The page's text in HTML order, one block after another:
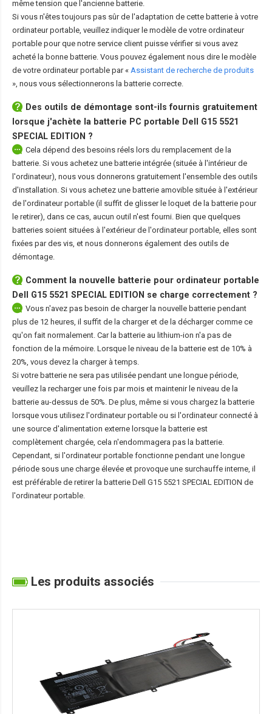
même tension que l'ancienne batterie.
Si vous n'êtes toujours pas sûr de l'adaptation de cette batterie à votre
ordinateur portable, veuillez indiquer le modèle de votre ordinateur
portable pour que notre service client puisse vérifier si vous avez
acheté la bonne batterie. Vous pouvez également nous dire le modèle
de votre ordinateur portable par « Assistant de recherche de produits
», nous vous sélectionnerons la batterie correcte.
Des outils de démontage sont-ils fournis gratuitement
lorsque j'achète la batterie PC portable Dell G15 5521
SPECIAL EDITION ?
Cela dépend des besoins réels lors du remplacement de la
batterie. Si vous achetez une batterie intégrée (située à l'intérieur de
l'ordinateur), nous vous donnerons gratuitement l'ensemble des outils
d'installation. Si vous achetez une batterie amovible située à l'extérieur
de l'ordinateur portable (il suffit de glisser le loquet de la batterie pour
le retirer), dans ce cas, aucun outil n'est fourni. Bien que quelques
batteries soient situées à l'extérieur de l'ordinateur portable, elles sont
fixées par des vis, et nous donnerons également des outils de
démontage.
Comment la nouvelle batterie pour ordinateur portable
Dell G15 5521 SPECIAL EDITION se charge correctement ?
Vous n'avez pas besoin de charger la nouvelle batterie pendant
plus de 12 heures, il suffit de la charger et de la décharger comme ce
qu'on fait normalement. Car la batterie au lithium-ion n'a pas de
fonction de la mémoire. Lorsque le niveau de la batterie est de 10% à
20%, vous devez la charger à temps.
Si votre batterie ne sera pas utilisée pendant une longue période,
veuillez la recharger une fois par mois et maintenir le niveau de la
batterie au-dessus de 50%. De plus, même si vous chargez la batterie
lorsque vous utilisez l'ordinateur portable ou si l'ordinateur connecté à
une source d'alimentation externe lorsque la batterie est
complètement chargée, cela n'endommagera pas la batterie.
Cependant, si l'ordinateur portable fonctionne pendant une longue
période sous une charge élevée et provoque une surchauffe interne, il
est préférable de retirer la batterie Dell G15 5521 SPECIAL EDITION de
l'ordinateur portable.
Les produits associés